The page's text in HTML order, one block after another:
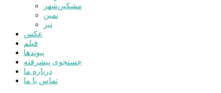
مشکین‌شهر
نمین
نیر
عکس
فیلم
پیوندها
جستجوی پیشرفته
درباره ما
تماس با ما